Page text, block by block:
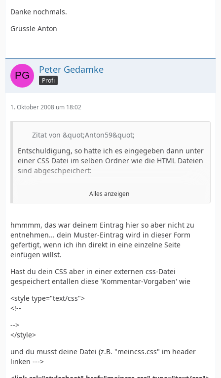
Danke nochmals.
Grüssle Anton
Peter Gedamke
Profi
1. Oktober 2008 um 18:02
Zitat von &quot;Anton59&quot;
Entschuldigung, so hatte ich es eingegeben dann unter
einer CSS Datei im selben Ordner wie die HTML Dateien
sind abgeschpeichert:
<style type="text/css">
h1 {
color:#FF9F00;
font-size:28pt;
font-family:arial;
}
-->
</style>
<h1>wichtigste Überschrift h1</h1>
<p>Und nun ein normaler Absatz</p>
<h2>Überschrift h2</h2>
Alles anzeigen
hmmmm, das war deinem Eintrag hier so aber nicht zu
entnehmen... dein Muster-Eintrag wird in dieser Form
gefertigt, wenn ich ihn direkt in eine einzelne Seite
einfügen willst.
Hast du dein CSS aber in einer externen css-Datei
gespeichert entallen diese 'Kommentar-Vorgaben' wie
<style type="text/css">
<!--
-->
</style>
und du musst deine Datei (z.B. "meincss.css" im header
linken --->